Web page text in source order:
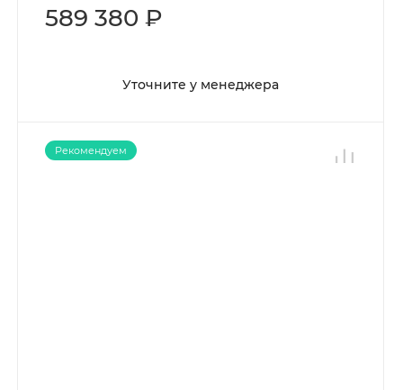
589 380 ₽
Уточните у менеджера
Рекомендуем